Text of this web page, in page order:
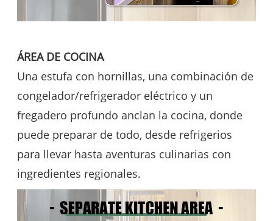
ÁREA DE COCINA
Una estufa con hornillas, una combinación de
congelador/refrigerador eléctrico y un
fregadero profundo anclan la cocina, donde
puede preparar de todo, desde refrigerios
para llevar hasta aventuras culinarias con
ingredientes regionales.